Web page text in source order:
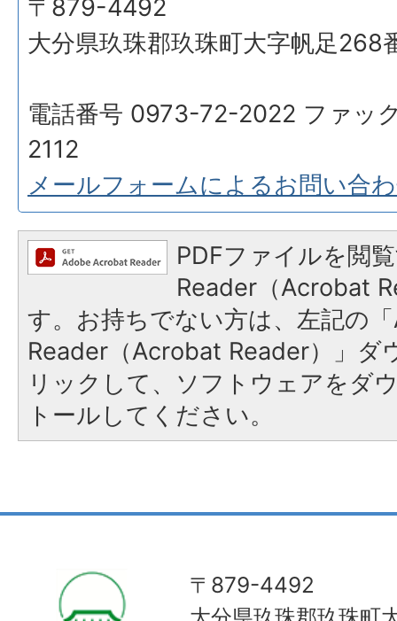
〒879-4492
大分県玖珠郡玖珠町大字帆足268
電話番号 0973-72-2022 ファッ
2112
メールフォームによるお問い合
PDFファイルを閲
Reader（Acrobat
す。お持ちでない方は、左記の
Reader（Acrobat Reader）」ダ
リックして、ソフトウェアをダ
トールしてください。
〒879-4492